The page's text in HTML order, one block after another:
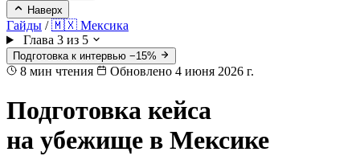
Наверх
Гайды / 🇲🇽 Мексика
Глава 3 из 5
Подготовка к интервью −15%
8 мин чтения Обновлено 4 июня 2026 г.
Подготовка кейса
на убежище в Мексике